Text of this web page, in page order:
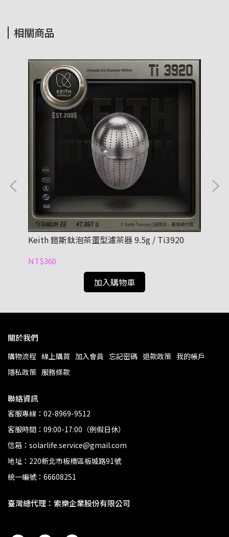
相關商品
Keith 鎧斯鈦泡茶蛋型濾茶器 9.5g / Ti3920
NT$360
加入購物車
關於我們
購物流程 線上購買 加入會員 忘記密碼 退款政策 我的帳戶
隱私政策 服務條款
聯絡資訊
客服專線：02-8969-9512
客服時間：09:00-17:00（例假日休）
信箱：solarlife.service@gmail.com
地址：220新北市板橋區板城路91號
統一編號：66608251
臺灣總代理：索樂企業股份有限公司